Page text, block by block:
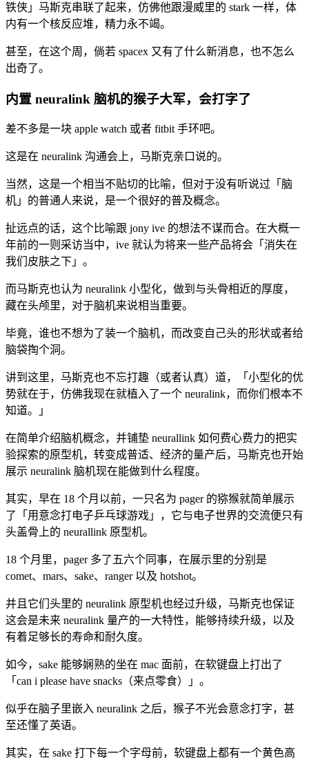
铁侠」马斯克串联了起来，仿佛他跟漫威里的 stark 一样，体
内有一个核反应堆，精力永不竭。
甚至，在这个周，倘若 spacex 又有了什么新消息，也不怎么
出奇了。
内置 neuralink 脑机的猴子大军，会打字了
差不多是一块 apple watch 或者 fitbit 手环吧。
这是在 neuralink 沟通会上，马斯克亲口说的。
当然，这是一个相当不贴切的比喻，但对于没有听说过「脑
机」的普通人来说，是一个很好的普及概念。
扯远点的话，这个比喻跟 jony ive 的想法不谋而合。在大概一
年前的一则采访当中，ive 就认为将来一些产品将会「消失在
我们皮肤之下」。
而马斯克也认为 neuralink 小型化，做到与头骨相近的厚度，
藏在头颅里，对于脑机来说相当重要。
毕竟，谁也不想为了装一个脑机，而改变自己头的形状或者给
脑袋掏个洞。
讲到这里，马斯克也不忘打趣（或者认真）道，「小型化的优
势就在于，仿佛我现在就植入了一个 neuralink，而你们根本不
知道。」
在简单介绍脑机概念，并铺垫 neurallink 如何费心费力的把实
验探索的原型机，转变成普适、经济的量产后，马斯克也开始
展示 neuralink 脑机现在能做到什么程度。
其实，早在 18 个月以前，一只名为 pager 的猕猴就简单展示
了「用意念打电子乒乓球游戏」，它与电子世界的交流便只有
头盖骨上的 neurallink 原型机。
18 个月里，pager 多了五六个同事，在展示里的分别是
comet、mars、sake、ranger 以及 hotshot。
并且它们头里的 neuralink 原型机也经过升级，马斯克也保证
这会是未来 neuralink 量产的一大特性，能够持续升级，以及
有着足够长的寿命和耐久度。
如今，sake 能够娴熟的坐在 mac 面前，在软键盘上打出了
「can i please have snacks（来点零食）」。
似乎在脑子里嵌入 neuralink 之后，猴子不光会意念打字，甚
至还懂了英语。
其实，在 sake 打下每一个字母前，软键盘上都有一个黄色高